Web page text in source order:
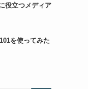
役立つメディア
を使ってみた